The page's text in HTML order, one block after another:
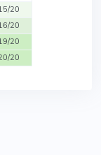
20
20
20
20